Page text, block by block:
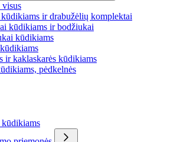
visus
ir drabužėlių komplektai
kūdikiams ir bodžiukai
kūdikiams
ir kaklaskarės kūdikiams
pėdkelnės